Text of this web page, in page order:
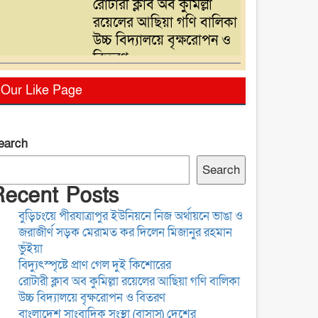
রোটারী ক্লাব অব কুমিল্লা
রয়েলের আছিয়া গণি বালিকা
উচ্চ বিদ্যালয়ে বৃক্ষরোপন ও
বিতরণ
(বাসাস) দেশের
অঙ্গীকারবদ্ধ
ব্যাংক চেক-সংক্রান্ত মামলায়
হয়রানি রোধে আইন
সংস্কারের দাবি, সরকারের
দৃষ্টি আকর্ষণ
ময়মনসিংহে কিশোরীকে
ধর্ষণ ও ভিডিও ধারণ করে
ব্ল্যাকমেইল,গ্রেপ্তার-১
Our Like Page
Search
Posts
বুড়িচংয়ে পীরযাত্রাপুর ইউনিয়নে নিজ অর্থায়নে ভাঙা ও
জরাজীর্ণ সড়ক মেরামত কর দিলেন মিজানুর রহমান
ভুঁইয়া
বিদ্যুৎস্পৃষ্টে প্রাণ গেল দুই কিশোরের
রোটারী ক্লাব অব কুমিল্লা রয়েলের আছিয়া গণি বালিকা
উচ্চ বিদ্যালয়ে বৃক্ষরোপন ও বিতরণ
বাংলাদেশ সাংবাদিক সংস্থা (বাসাস) দেশের